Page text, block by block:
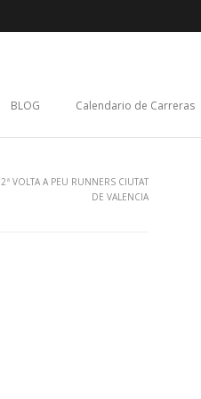
BLOG Calendario de Carreras
2ª VOLTA A PEU RUNNERS CIUTAT
DE VALENCIA